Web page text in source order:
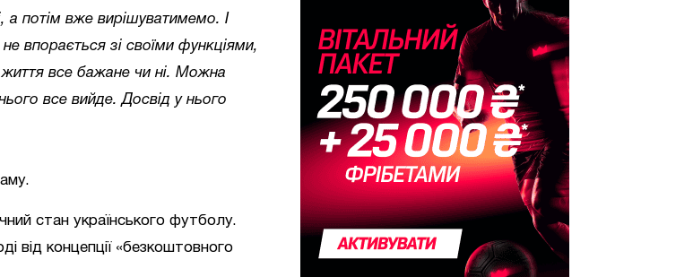
а потім вже вирішуватимемо. І
впорається зі своїми функціями,
все бажане чи ні. Можна
все вийде. Досвід у нього
стан українського футболу.
від концепції «безкоштовного